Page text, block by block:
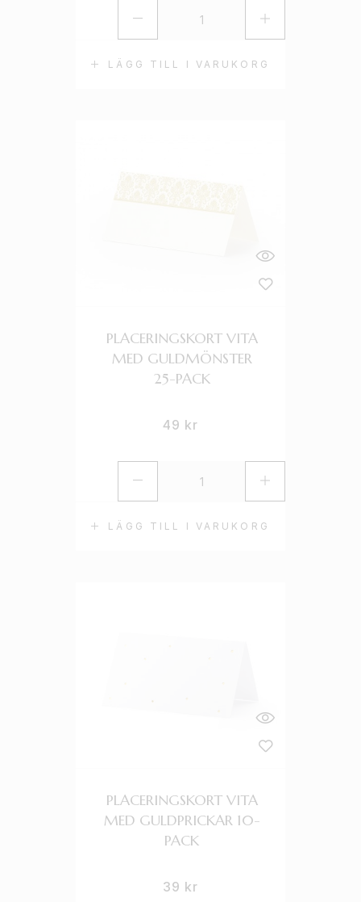
LÄGG TILL I VARUKORG
LÄGG TILL I VARUKORG
PLACERINGSKORT VITA
MED GULDMÖNSTER
25-PACK
49 kr
PLACERINGSKORT VITA
MED GULDPRICKAR 10-
PACK
39 kr